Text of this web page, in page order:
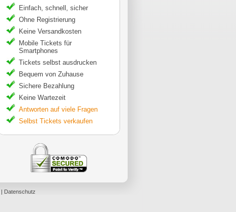
Einfach, schnell, sicher
Ohne Registrierung
Keine Versandkosten
Mobile Tickets für
Smartphones
Tickets selbst ausdrucken
Bequem von Zuhause
Sichere Bezahlung
Keine Wartezeit
Antworten auf viele Fragen
Selbst Tickets verkaufen
| Datenschutz